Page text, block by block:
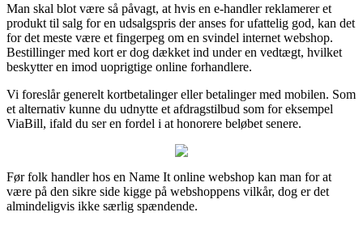
Man skal blot være så påvagt, at hvis en e-handler reklamerer et
produkt til salg for en udsalgspris der anses for ufattelig god, kan det
for det meste være et fingerpeg om en svindel internet webshop.
Bestillinger med kort er dog dækket ind under en vedtægt, hvilket
beskytter en imod uoprigtige online forhandlere.
Vi foreslår generelt kortbetalinger eller betalinger med mobilen. Som
et alternativ kunne du udnytte et afdragstilbud som for eksempel
ViaBill, ifald du ser en fordel i at honorere beløbet senere.
Før folk handler hos en Name It online webshop kan man for at
være på den sikre side kigge på webshoppens vilkår, dog er det
almindeligvis ikke særlig spændende.